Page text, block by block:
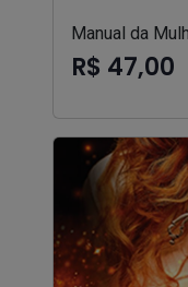
Manual da
R$ 47,00